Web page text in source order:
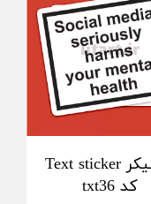
استیکر Text sticker
کد txt36